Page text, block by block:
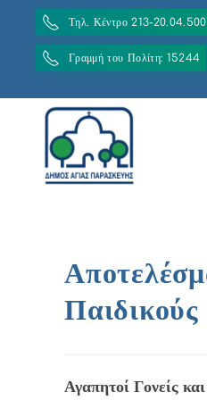
Τηλ. Κέντρο 213-20.04.500
Γραμμή του Πολίτη: 15244
Αγαπητοί Γονείς